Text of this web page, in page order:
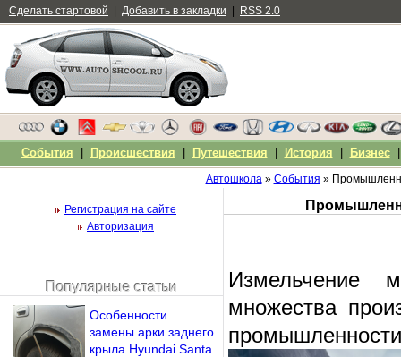
Автошкола» События »
Измельчение
множества
Регистрация на сайте
Авторизация
Напомнить пароль?
Популярные статьи
Особенности
замены арки заднего
крыла Hyundai Santa
Сделать стартовой Добавить в закладки RSS 2.0
События Происшествия Путешествия История Бизнес